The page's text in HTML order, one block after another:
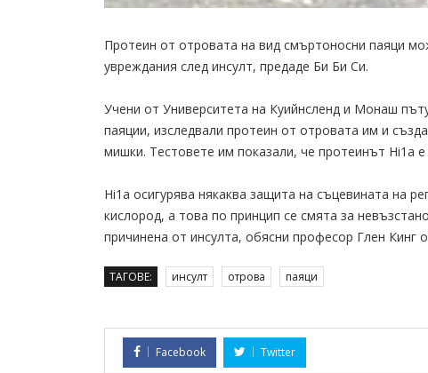
Протеин от отровата на вид смъртоносни паяци
увреждания след инсулт, предаде Би Би Си.
Учени от Университета на Куийнсленд и Монаш
паяции, изследвали протеин от отровата им и
мишки. Тестовете им показали, че протеинът
Hi1a осигурява някаква защита на съцевината на
кислород, а това по принцип се смята за
причинена от инсулта, обясни професор Глен Кинг
ТАГОВЕ: инсулт отрова паяци
Facebook Twitter